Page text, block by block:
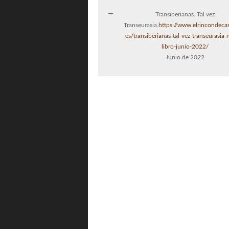
Transiberianas. Tal vez
Transeurasia. https://
es/transiberianas-tal-vez-transeurasia-
libro-junio-2022/
Junio de 2022